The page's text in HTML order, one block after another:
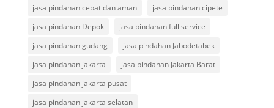
jasa pindahan cepat dan aman
jasa pindahan cipete
jasa pindahan Depok
jasa pindahan full service
jasa pindahan gudang
jasa pindahan Jabodetabek
jasa pindahan jakarta
jasa pindahan Jakarta Barat
jasa pindahan jakarta pusat
jasa pindahan jakarta selatan